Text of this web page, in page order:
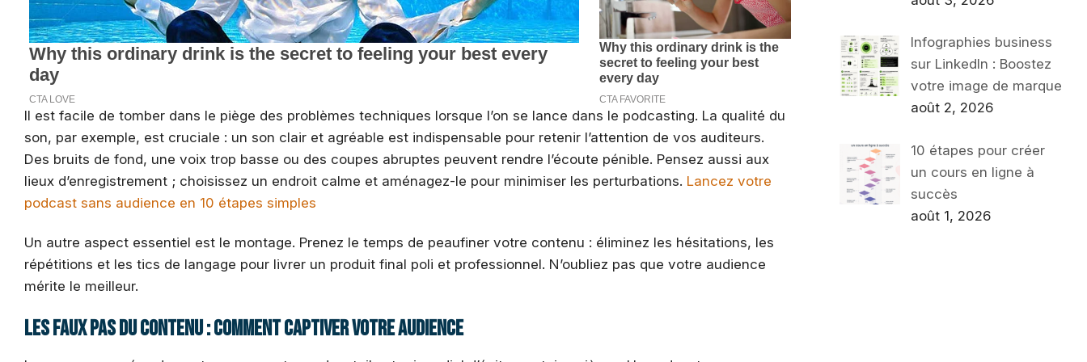
Il est facile de tomber dans le piège des problèmes techniques lorsque l’on se lance dans le podcasting. La qualité du
son, par exemple, est cruciale : un son clair et agréable est indispensable pour retenir l’attention de vos auditeurs.
Des bruits de fond, une voix trop basse ou des coupes abruptes peuvent rendre l’écoute pénible. Pensez aussi aux
lieux d’enregistrement ; choisissez un endroit calme et aménagez-le pour minimiser les perturbations. Lancez votre
podcast sans audience en 10 étapes simples
Un autre aspect essentiel est le montage. Prenez le temps de peaufiner votre contenu : éliminez les hésitations, les
répétitions et les tics de langage pour livrer un produit final poli et professionnel. N’oubliez pas que votre audience
mérite le meilleur.
Les faux pas du contenu : comment captiver votre audience
Infographies business
sur LinkedIn : Boostez
votre image de marque
août 2, 2026
10 étapes pour créer
un cours en ligne à
succès
août 1, 2026